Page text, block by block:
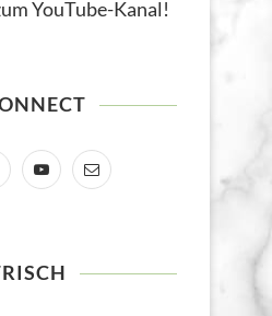
YouTube-Kanal!